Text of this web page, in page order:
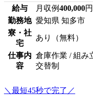
給与 月収例400,000円
勤務地 愛知県 知多市
寮・社
宅
あり（無料）
仕事内
容
倉庫作業 / 組み
交替制
＼最短45秒で完了／